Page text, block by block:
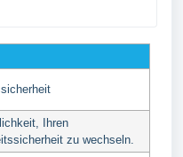
Ihren
zu wechseln.